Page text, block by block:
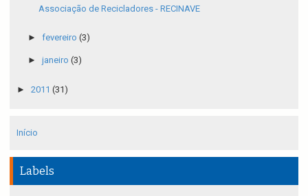
Associação de Recicladores - RECINAVE
► fevereiro (3)
► janeiro (3)
► 2011 (31)
Início
Labels